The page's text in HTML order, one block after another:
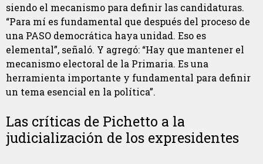
siendo el mecanismo para definir las candidaturas.
“Para mí es fundamental que después del proceso de
una PASO democrática haya unidad. Eso es
elemental”, señaló. Y agregó: “Hay que mantener el
mecanismo electoral de la Primaria. Es una
herramienta importante y fundamental para definir
un tema esencial en la política”.
Las críticas de Pichetto a la
judicialización de los expresidentes